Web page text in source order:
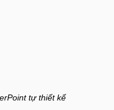
tự thiết kế